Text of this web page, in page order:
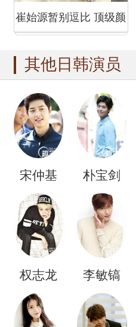
崔始源暂别逗比 顶级颜
其他日韩演员
宋仲基 朴宝剑
权志龙 李敏镐